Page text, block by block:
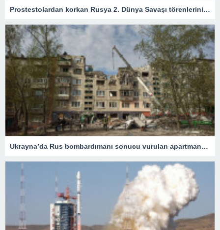
Prostestolardan korkan Rusya 2. Dünya Savaşı törenlerini iptal etti – Son Dakika Dünya Haberleri
Ukrayna’da Rus bombardımanı sonucu vurulan apartmanda can kaybı 15’e yükseldi